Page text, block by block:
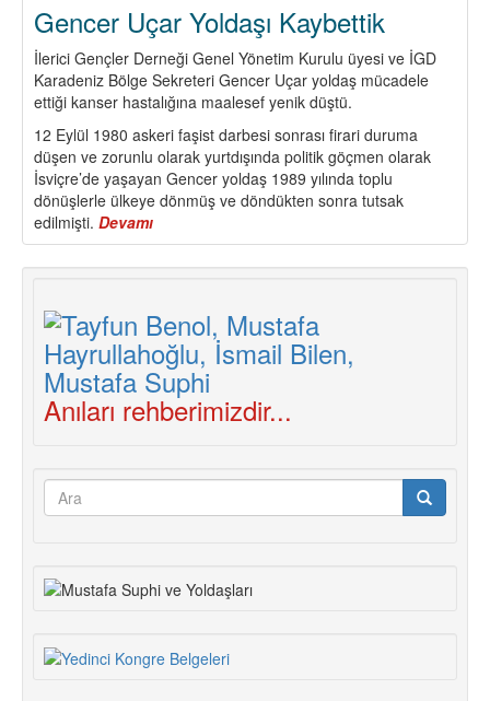
Gencer Uçar Yoldaşı Kaybettik
İlerici Gençler Derneği Genel Yönetim Kurulu üyesi ve İGD
Karadeniz Bölge Sekreteri Gencer Uçar yoldaş mücadele
ettiği kanser hastalığına maalesef yenik düştü.
12 Eylül 1980 askeri faşist darbesi sonrası firari duruma
düşen ve zorunlu olarak yurtdışında politik göçmen olarak
İsviçre’de yaşayan Gencer yoldaş 1989 yılında toplu
dönüşlerle ülkeye dönmüş ve döndükten sonra tutsak
edilmişti. Devamı
Gencer
Uçar
Anıları rehberimizdir...
Arama